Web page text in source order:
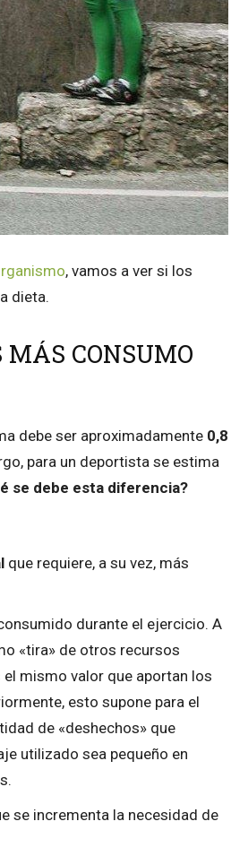
, vamos a ver si los
dieta.
MÁS CONSUMO
debe ser aproximadamente 0,8
para un deportista se estima
se debe esta diferencia?
que requiere, a su vez, más
durante el ejercicio. A
«tira» de otros recursos
mismo valor que aportan los
esto supone para el
de «deshechos» que
utilizado sea pequeño en
se incrementa la necesidad de